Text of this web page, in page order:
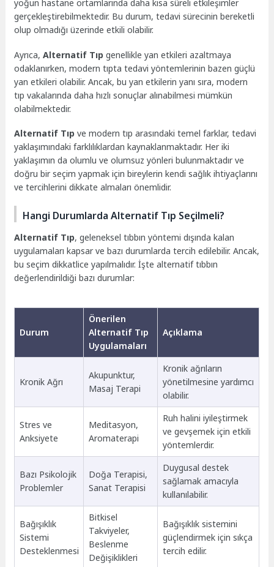
yoğun hastane ortamlarında daha kısa süreli etkileşimler
gerçekleştirebilmektedir. Bu durum, tedavi sürecinin bereketli
olup olmadığı üzerinde etkili olabilir.
Ayrıca,Alternatif Tıp genellikle yan etkileri azaltmaya
odaklanırken, modern tıpta tedavi yöntemlerinin bazen güçlü
yan etkileri olabilir. Ancak, bu yan etkilerin yanı sıra, modern
tıp vakalarında daha hızlı sonuçlar alınabilmesi mümkün
olabilmektedir.
Alternatif Tıp ve modern tıp arasındaki temel farklar, tedavi
yaklaşımındaki farklılıklardan kaynaklanmaktadır. Her iki
yaklaşımın da olumlu ve olumsuz yönleri bulunmaktadır ve
doğru bir seçim yapmak için bireylerin kendi sağlık ihtiyaçlarını
ve tercihlerini dikkate almaları önemlidir.
Hangi Durumlarda Alternatif Tıp Seçilmeli?
Alternatif Tıp, geleneksel tıbbın yöntemi dışında kalan
uygulamaları kapsar ve bazı durumlarda tercih edilebilir. Ancak,
bu seçim dikkatlice yapılmalıdır. İşte alternatif tıbbın
değerlendirildiği bazı durumlar:
Durum
Önerilen
Alternatif Tıp
Uygulamaları
Açıklama
Kronik Ağrı
Akupunktur,
Masaj Terapi
Kronik ağrıların
yönetilmesine yardımcı
olabilir.
Stres ve
Anksiyete
Meditasyon,
Aromaterapi
Ruh halini iyileştirmek
ve gevşemek için etkili
yöntemlerdir.
Bazı Psikolojik
Problemler
Doğa Terapisi,
Sanat Terapisi
Duygusal destek
sağlamak amacıyla
kullanılabilir.
Bağışıklık
Sistemi
Desteklenmesi
Bitkisel
Takviyeler,
Beslenme
Değişiklikleri
Bağışıklık sistemini
güçlendirmek için sıkça
tercih edilir.